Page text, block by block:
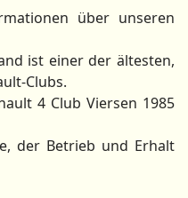
über unseren
ist einer der ältesten,
Clubs.
4 Club Viersen 1985
der Betrieb und Erhalt